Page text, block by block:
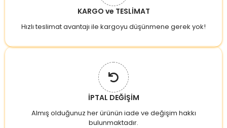
KARGO ve TESLİMAT
Hızlı teslimat avantajı ile kargoyu düşünmene gerek yok!
İPTAL DEĞİŞİM
Almış olduğunuz her ürünün iade ve değişim hakkı
bulunmaktadır.